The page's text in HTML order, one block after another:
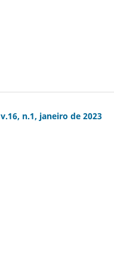
v.16, n.1, janeiro de 2023